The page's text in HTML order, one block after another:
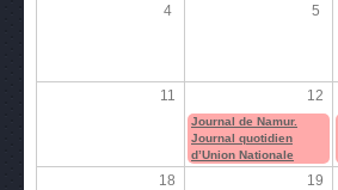
4 5
11 12
Journal de Namur.
Journal quotidien
d’Union Nationale
18 19